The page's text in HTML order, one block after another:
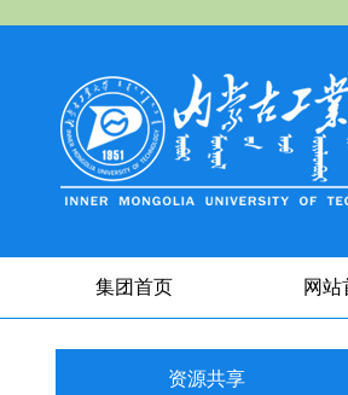
集团首页 网站
资源共享